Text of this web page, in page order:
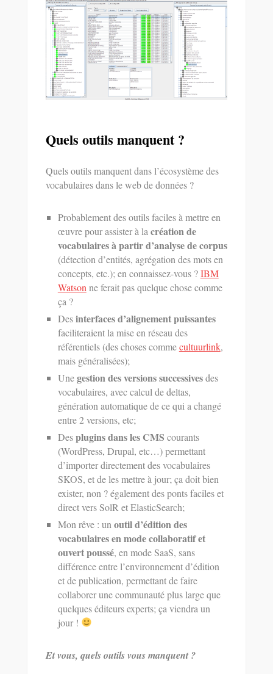
Quels outils manquent ?
Quels outils manquent dans l’écosystème des
vocabulaires dans le web de données ?
Probablement des outils faciles à mettre en
œuvre pour assister à la création de
vocabulaires à partir d’analyse de corpus
(détection d’entités, agrégation des mots en
concepts, etc.); en connaissez-vous ?IBM
Watson ne ferait pas quelque chose comme
ça ?
Desinterfaces d’alignement puissantes
faciliteraient la mise en réseau des
référentiels (des choses commecultuurlink,
mais généralisées);
Unegestion des versions successivesdes
vocabulaires, avec calcul de deltas,
génération automatique de ce qui a changé
entre 2 versions, etc;
Desplugins dans les CMS courants
(WordPress, Drupal, etc…) permettant
d’importer directement des vocabulaires
SKOS, et de les mettre à jour; ça doit bien
exister, non ? également des ponts faciles et
direct vers SolR et ElasticSearch;
Mon rêve : un outil d’édition des
vocabulaires en mode collaboratif et
ouvert poussé, en mode SaaS, sans
différence entre l’environnement d’édition
et de publication, permettant de faire
collaborer une communauté plus large que
quelques éditeurs experts; ça viendra un
jour !
Et vous, quels outils vous manquent ?